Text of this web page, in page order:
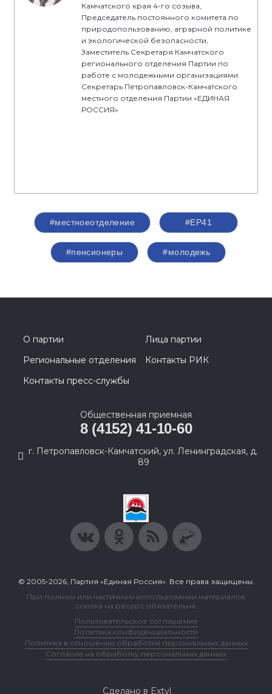
Камчатского края 4-го созыва,
Председатель постоянного комитета по
природопользованию, аграрной политике
и экологической безопасности,
Заместитель Секретаря Камчатского
регионального отделения Партии по
работе с молодежными организациями.
Секретарь Петропавловск-Камчатского
местного отделения Партии «ЕДИНАЯ
РОССИЯ»
#местноеотделение #ЕР41
#пенсионеры #молодежь
О партии
Лица партии
Региональные отделения
Контакты РИК
Контакты пресс-службы
Общественная приемная
8 (4152) 41-10-60
г. Петропавловск-Камчатский, ул. Ленинградская, д.
89
© 2005-2026, Партия «Единая Россия». Все права защищены.
При полном или частичном использовании материалов
ссылка на ресурс обязательна.
Пользовательское соглашение
Политика конфиденциальности
Политика в отношении обработки персональных данных
Согласие на обработку персональных данных
Сделано в Extyl